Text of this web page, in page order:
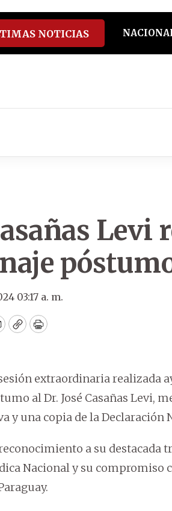
youtube
spotify
NOTICIAS
Levi
03:17 a. m.
CopyPrint
extraordinaria realizada
al Dr. José Casañas Levi,
y una copia de la Declaración
a su destacada
Nacional y su